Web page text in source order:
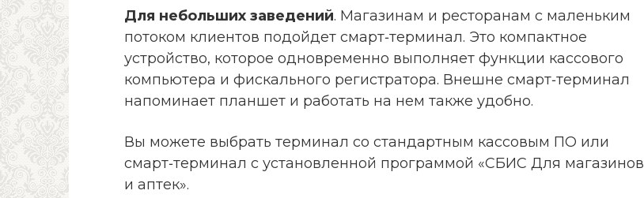
Для небольших заведений. Магазинам и ресторанам с маленьким
потоком клиентов подойдет смарт‑терминал. Это компактное
устройство, которое одновременно выполняет функции кассового
компьютера и фискального регистратора. Внешне смарт‑терминал
напоминает планшет и работать на нем также удобно.
Вы можете выбрать терминал со стандартным кассовым ПО или
смарт‑терминал с установленной программой «СБИС Для магазинов
и аптек».